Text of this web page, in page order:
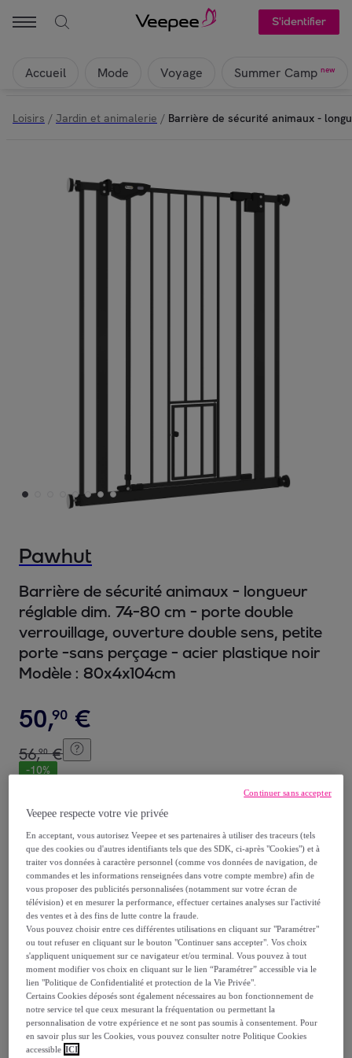
S'identifier
Accueil Mode Voyage Summer Camp new
Loisirs / Jardin et animalerie / Barrière de sécurité animaux -
Pawhut
Barrière de sécurité animaux - longueur
réglable dim. 74-80 cm - porte double
verrouillage, ouverture double sens, petite
porte -sans perçage - acier plastique noir
Modèle : 80x4x104cm
50,90 €
56,90 €
-10%
Livraison
Livraison offerte par la marque
Livraison estimée: entre le09/08et le12/08
Comment ça marche ?
Veepee respecte votre vie privée
En acceptant, vous autorisez Veepee et ses partenaires à utiliser des traceurs (tels
que des cookies ou d'autres identifiants tels que des SDK, ci-après "Cookies") et à
traiter vos données à caractère personnel (comme vos données de navigation, de
commandes et les informations renseignées dans votre compte membre) afin de
vous proposer des publicités personnalisées (notamment sur votre écran de
télévision) et en mesurer la performance, effectuer certaines analyses sur l'activité
des ventes et à des fins de lutte contre la fraude.
Vous pouvez choisir entre ces différentes utilisations en cliquant sur "Paramétrer"
ou tout refuser en cliquant sur le bouton "Continuer sans accepter". Vos choix
s'appliquent uniquement sur ce navigateur et/ou terminal. Vous pouvez à tout
moment modifier vos choix en cliquant sur le lien “Paramétrer” accessible via le
lien "Politique de Confidentialité et protection de la Vie Privée".
Certains Cookies déposés sont également nécessaires au bon fonctionnement de
notre service tel que ceux mesurant la fréquentation ou permettant la
personnalisation de votre expérience et ne sont pas soumis à consentement. Pour
en savoir plus sur les Cookies, vous pouvez consulter notre Politique Cookies
accessible ICI
Continuer sans accepter